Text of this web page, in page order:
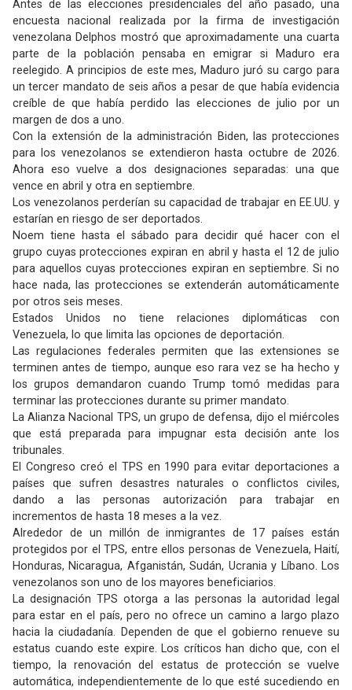
Antes de las elecciones presidenciales del año pasado, una
encuesta nacional realizada por la firma de investigación
venezolana Delphos mostró que aproximadamente una cuarta
parte de la población pensaba en emigrar si Maduro era
reelegido. A principios de este mes, Maduro juró su cargo para
un tercer mandato de seis años a pesar de que había evidencia
creíble de que había perdido las elecciones de julio por un
margen de dos a uno.
Con la extensión de la administración Biden, las protecciones
para los venezolanos se extendieron hasta octubre de 2026.
Ahora eso vuelve a dos designaciones separadas: una que
vence en abril y otra en septiembre.
Los venezolanos perderían su capacidad de trabajar en EE.UU. y
estarían en riesgo de ser deportados.
Noem tiene hasta el sábado para decidir qué hacer con el
grupo cuyas protecciones expiran en abril y hasta el 12 de julio
para aquellos cuyas protecciones expiran en septiembre. Si no
hace nada, las protecciones se extenderán automáticamente
por otros seis meses.
Estados Unidos no tiene relaciones diplomáticas con
Venezuela, lo que limita las opciones de deportación.
Las regulaciones federales permiten que las extensiones se
terminen antes de tiempo, aunque eso rara vez se ha hecho y
los grupos demandaron cuando Trump tomó medidas para
terminar las protecciones durante su primer mandato.
La Alianza Nacional TPS, un grupo de defensa, dijo el miércoles
que está preparada para impugnar esta decisión ante los
tribunales.
El Congreso creó el TPS en 1990 para evitar deportaciones a
países que sufren desastres naturales o conflictos civiles,
dando a las personas autorización para trabajar en
incrementos de hasta 18 meses a la vez.
Alrededor de un millón de inmigrantes de 17 países están
protegidos por el TPS, entre ellos personas de Venezuela, Haití,
Honduras, Nicaragua, Afganistán, Sudán, Ucrania y Líbano. Los
venezolanos son uno de los mayores beneficiarios.
La designación TPS otorga a las personas la autoridad legal
para estar en el país, pero no ofrece un camino a largo plazo
hacia la ciudadanía. Dependen de que el gobierno renueve su
estatus cuando este expire. Los críticos han dicho que, con el
tiempo, la renovación del estatus de protección se vuelve
automática, independientemente de lo que esté sucediendo en